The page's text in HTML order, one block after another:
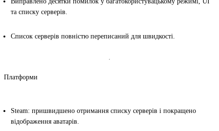
та списку серверів.
Список серверів повністю переписаний для швидкості.
Платформи
Steam: пришвидшено отримання списку серверів і покращено
відображення аватарів.